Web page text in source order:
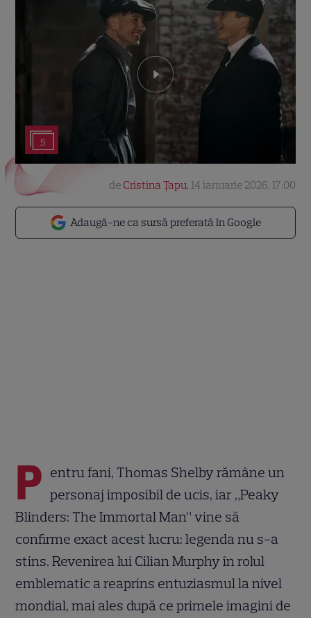
5
Adaugă-ne ca sursă preferată în Google
de Cristina Țapu, 14 ianuarie 2026, 17:00
P entru fani, Thomas Shelby rămâne un
personaj imposibil de ucis, iar „Peaky
Blinders: The Immortal Man” vine să
confirme exact acest lucru: legenda nu s-a
stins. Revenirea lui Cilian Murphy în rolul
emblematic a reaprins entuziasmul la nivel
mondial, mai ales după ce primele imagini de